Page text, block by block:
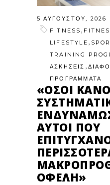
5 ΑΥΓΟΎΣΤΟΥ, 2026
FITNESS ,
LIFESTYLE ,
TRAINING
ΑΣΚΗΣΕΙΣ ,
ΠΡΟΓΡΑΜΜΑΤΑ
«ΌΣΟΙ
ΑΥΤΟΊ ΠΟΥ
ΟΦΈΛΗ»